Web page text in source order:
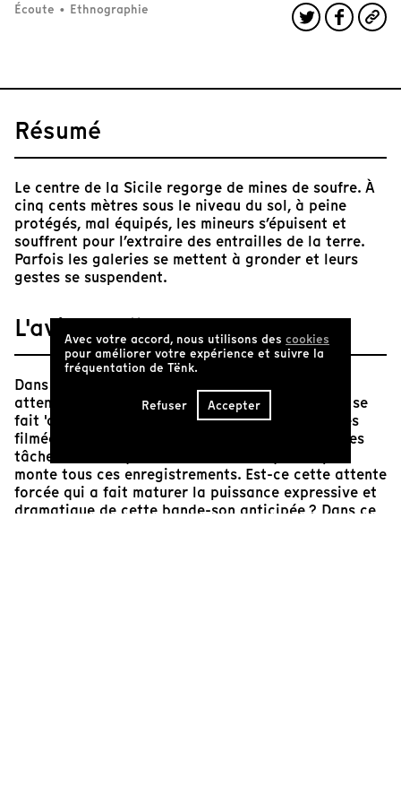
Écoute • Ethnographie
Résumé
Le centre de la Sicile regorge de mines de soufre. À
cinq cents mètres sous le niveau du sol, à peine
protégés, mal équipés, les mineurs s’épuisent et
souffrent pour l’extraire des entrailles de la terre.
Parfois les galeries se mettent à gronder et leurs
gestes se suspendent.
L'avis de Tënk
Dans les années 50, après avoir filmé, De Seta
attend le retour de ses rushes. Pour patienter, il se
fait 'opérateur du son', ré-enregistrant les scènes
filmées, collectant aussi les chants du travail, des
tâches domestiques et d'autres musiques. Il pré-
monte tous ces enregistrements. Est-ce cette attente
forcée qui a fait maturer la puissance expressive et
dramatique de cette bande-son anticipée ? Dans ce
Avec votre accord, nous utilisons des cookies
pour améliorer votre expérience et suivre la
fréquentation de Tënk.
Refuser Accepter